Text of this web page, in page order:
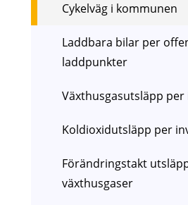
Cykelväg i kommunen
Laddbara bilar per
laddpunkter
Växthusgasutsläpp per
Koldioxidutsläpp per
Förändringstakt
växthusgaser